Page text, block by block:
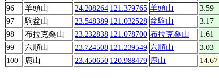
96
羊頭山 24.208264,121.379765 羊頭山
3.59
97
駒盆山 23.548389,121.032528 盆駒山
3.17
98
布拉克桑山 23.232838,121.078700 布拉克桑山
1.61
99
六順山 23.724508,121.239549 六順山
3.03
100
鹿山 23.450650,120.988479 鹿山 14.67